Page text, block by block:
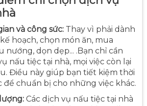
và công sức: Thay vì phải dành
hoạch, chọn món ăn, mua
nướng, dọn dẹp... .Bạn chỉ cần
nấu tiệc tại nhà, mọi việc còn lại
Điều này giúp bạn tiết kiệm thời
để chuẩn bị cho những việc khác.
Các dịch vụ nấu tiệc tại nhà